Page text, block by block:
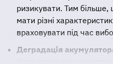
ризикувати. Тим більше,
мати різні
враховувати під час
Деградація